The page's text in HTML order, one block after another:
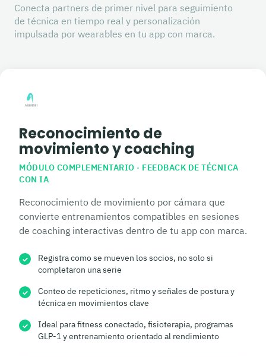
Conecta partners de primer nivel para seguimiento
de técnica en tiempo real y personalización
impulsada por wearables en tu app con marca.
Reconocimiento de
movimiento y coaching
MÓDULO COMPLEMENTARIO · FEEDBACK DE TÉCNICA
CON IA
Reconocimiento de movimiento por cámara que
convierte entrenamientos compatibles en sesiones
de coaching interactivas dentro de tu app con marca.
✓
Registra como se mueven los socios, no solo si
completaron una serie
✓
Conteo de repeticiones, ritmo y señales de postura y
técnica en movimientos clave
✓
Ideal para fitness conectado, fisioterapia, programas
GLP-1 y entrenamiento orientado al rendimiento